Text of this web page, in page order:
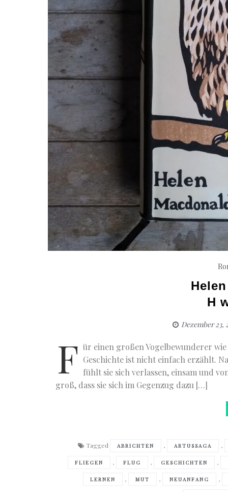
H
Dezember 23,
F ür einen großen Vogelbewunderer
Geschichte ist nicht einfach erzählt.
fühlt sie sich verlassen, einsam und
groß, dass sie sich im Gegenzug dazu […]
Tagged ABRICHTEN , ARTUSSAGA ,
FLIEGEN , FLUG , GESCHICHTEN ,
LERNEN , MUT , NEUANFANG ,